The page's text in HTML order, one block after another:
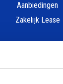
Aanbiedingen
Zakelijk Lease